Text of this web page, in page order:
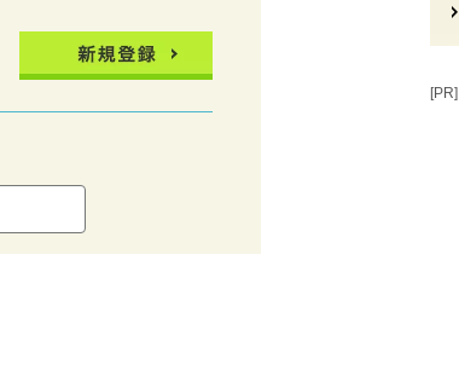
[PR]